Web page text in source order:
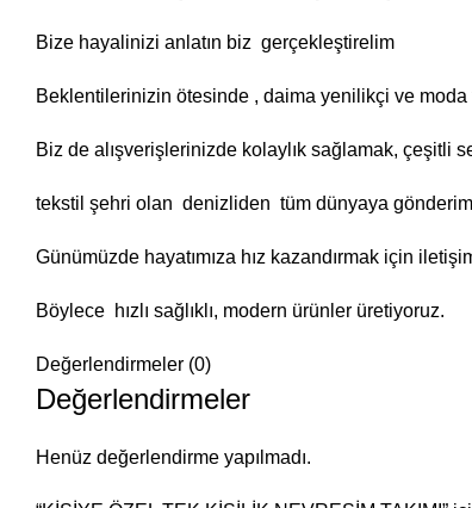
Bize hayalinizi anlatın biz gerçekleştirelim
Beklentilerinizin ötesinde , daima yenilikçi ve moda
Biz de alışverişlerinizde kolaylık sağlamak, çeşitli
tekstil şehri olan denizliden tüm dünyaya
Günümüzde hayatımıza hız kazandırmak için
Böylece hızlı sağlıklı, modern ürünler üretiyoruz.
Değerlendirmeler (0)
Değerlendirmeler
Henüz değerlendirme yapılmadı.